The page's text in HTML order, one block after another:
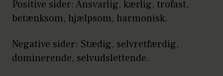
Positive sider: Ansvarlig, kærlig, trofast,
betænksom, hjælpsom, harmonisk.
Negative sider: Stædig, selvretfærdig,
dominerende, selvudslettende.